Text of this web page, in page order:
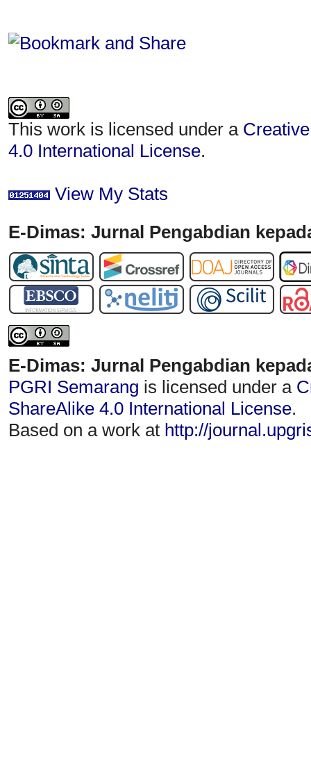
This work is licensed under a
4.0 International License.
View My Stats
E-Dimas: Jurnal Pengabdian
E-Dimas: Jurnal Pengabdian
PGRI Semarang is licensed under a
ShareAlike 4.0 International License.
Based on a work at http://